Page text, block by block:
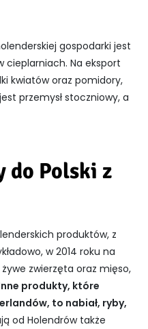
gospodarki jest
cieplarniach. Na eksport
kwiatów oraz pomidory,
przemysł stoczniowy, a
do Polski z
produktów, z
w 2014 roku na
zwierzęta oraz mięso,
produkty, które
to nabiał, ryby,
od Holendrów także